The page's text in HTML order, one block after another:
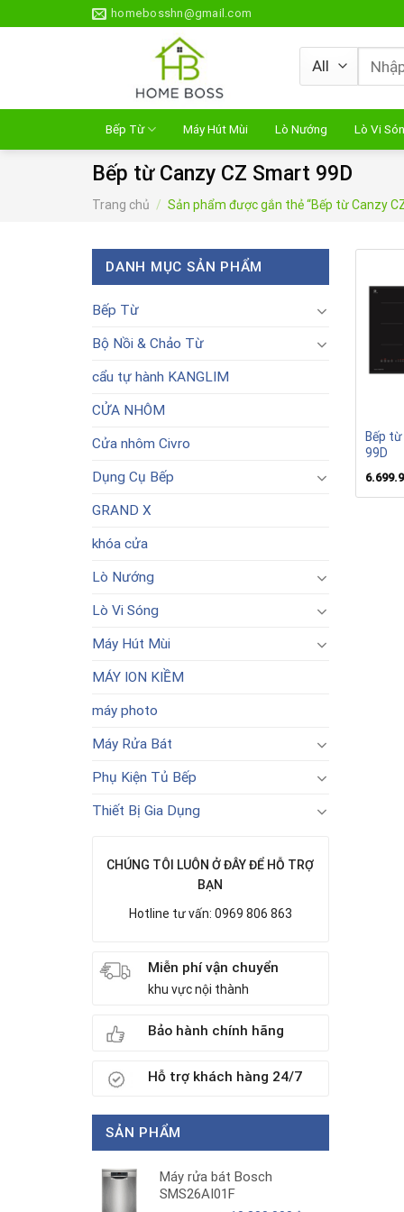
to
homebosshn@gmail.com
Tìm
kiếm:
Bếp Từ Máy Hút Mùi Lò Nướng Lò Vi
Bếp từ Canzy CZ Smart 99D
Trang chủ / Sản phẩm được gắn thẻ “Bếp từ Canzy
DANH MỤC SẢN PHẨM
Bếp Từ
Bộ Nồi & Chảo Từ
cẩu tự hành KANGLIM
CỬA NHÔM
Cửa nhôm Civro
Dụng Cụ Bếp
GRAND X
khóa cửa
Lò Nướng
Lò Vi Sóng
Máy Hút Mùi
MÁY ION KIỀM
máy photo
Máy Rửa Bát
Phụ Kiện Tủ Bếp
Thiết Bị Gia Dụng
CHÚNG TÔI LUÔN Ở ĐÂY ĐỂ HỖ TRỢ
BẠN
Hotline tư vấn: 0969 806 863
Miễn phí vận chuyển
khu vực nội thành
Bảo hành chính hãng
Hỗ trợ khách hàng 24/7
SẢN PHẨM
Máy rửa bát Bosch
SMS26AI01F
Bếp
99D